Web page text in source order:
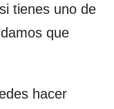
tienes uno de
que
hacer